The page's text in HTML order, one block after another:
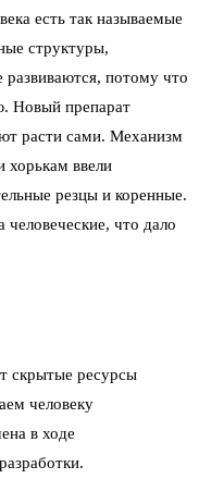
есть так называемые
структуры,
потому что
Новый препарат
расти сами. Механизм
ввели
резцы и коренные.
что дало
скрытые ресурсы
человеку
в ходе